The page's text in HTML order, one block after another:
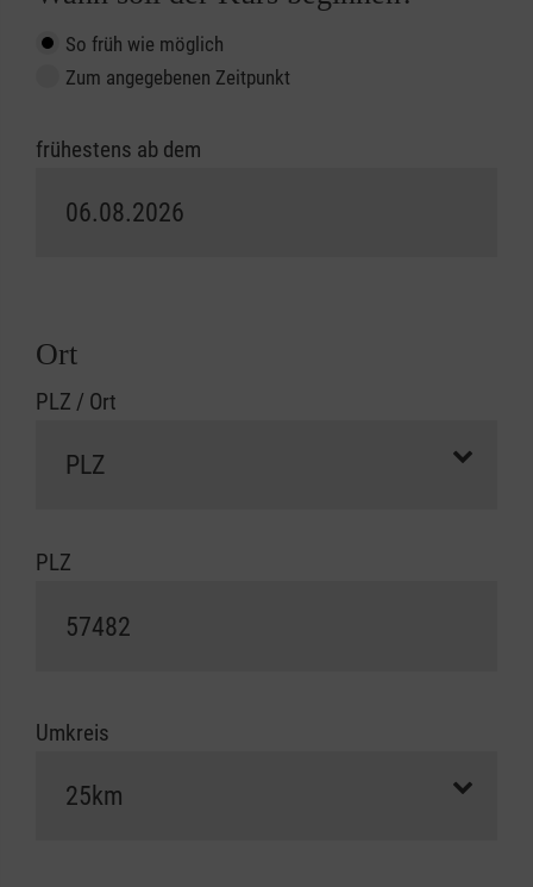
So früh wie möglich
Zum angegebenen Zeitpunkt
frühestens ab dem
Ort
PLZ / Ort
PLZ
Umkreis